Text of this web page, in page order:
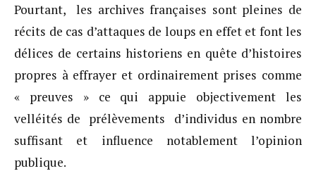
Pourtant, les archives françaises sont pleines de
récits de cas d’attaques de loups en effet et font les
délices de certains historiens en quête d’histoires
propres à effrayer et ordinairement prises comme
« preuves » ce qui appuie objectivement les
velléités de prélèvements d’individus en nombre
suffisant et influence notablement l’opinion
publique.